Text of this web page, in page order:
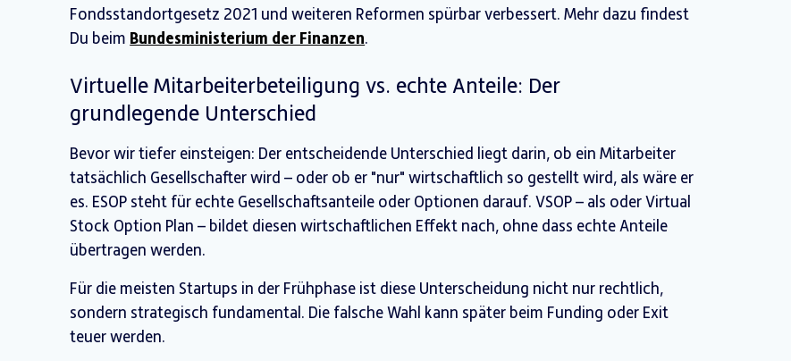
Fondsstandortgesetz 2021 und weiteren Reformen spürbar verbessert. Mehr dazu findest
Du beim Bundesministerium der Finanzen.
Virtuelle Mitarbeiterbeteiligung vs. echte Anteile: Der
grundlegende Unterschied
Bevor wir tiefer einsteigen: Der entscheidende Unterschied liegt darin, ob ein Mitarbeiter
tatsächlich Gesellschafter wird – oder ob er "nur" wirtschaftlich so gestellt wird, als wäre er
es. ESOP steht für echte Gesellschaftsanteile oder Optionen darauf. VSOP – als oder Virtual
Stock Option Plan – bildet diesen wirtschaftlichen Effekt nach, ohne dass echte Anteile
übertragen werden.
Für die meisten Startups in der Frühphase ist diese Unterscheidung nicht nur rechtlich,
sondern strategisch fundamental. Die falsche Wahl kann später beim Funding oder Exit
teuer werden.